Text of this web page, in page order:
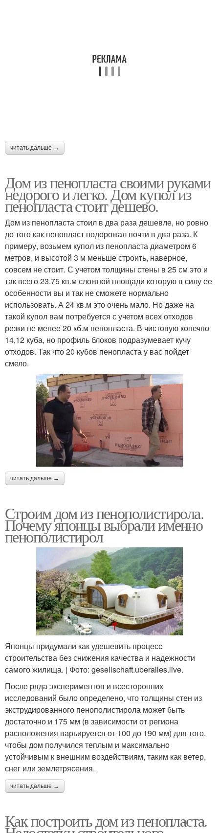
читать дальше →
Дом из пенопласта своими руками
недорого и легко. Дом купол из
пенопласта стоит дешево.
Дом из пенопласта стоил в два раза дешевле, но ровно
до того как пенопласт подорожал почти в два раза. К
примеру, возьмем купол из пенопласта диаметром 6
метров, и высотой 3 м меньше строить, наверное,
совсем не стоит. С учетом толщины стены в 25 см это и
так всего 23.75 кв.м сложной площади которую в силу ее
особенности вы и так не сможете нормально
использовать. А 24 кв.м это очень мало. Но даже на
такой купол вам потребуется с учетом всех отходов
резки не менее 20 кб.м пенопласта. В чистовую конечно
14,12 куба, но профиль блоков подразумевает кучу
отходов. Так что 20 кубов пенопласта у вас пойдет
смело.
читать дальше →
Строим дом из пенополистирола.
Почему японцы выбрали именно
пенополистирол
Японцы придумали как удешевить процесс
строительства без снижения качества и надежности
самого жилища. | Фото: gesellschaft.uberalles.live.
После ряда экспериментов и всесторонних
исследований было определено, что толщины стен из
экструдированного пенополистирола может быть
достаточно и 175 мм (в зависимости от региона
расположения варьируется от 100 до 190 мм) для того,
чтобы дом получился теплым и максимально
устойчивым к внешним воздействиям, таким как ветер,
снег или землетрясения.
читать дальше →
Как построить дом из пенопласта.